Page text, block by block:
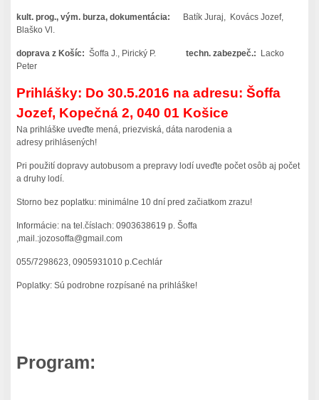
kult. prog., vým. burza, dokumentácia: Batík Juraj, Kovács Jozef,
Blaško Vl.
doprava z Košíc: Šoffa J., Pirický P. techn. zabezpeč.: Lacko
Peter
Prihlášky: Do 30.5.2016 na adresu: Šoffa
Jozef, Kopečná 2, 040 01 Košice
Na prihláške uveďte mená, priezviská, dáta narodenia a
adresy prihlásených!
Pri použití dopravy autobusom a prepravy lodí uveďte počet osôb aj počet
a druhy lodí.
Storno bez poplatku: minimálne 10 dní pred začiatkom zrazu!
Informácie: na tel.číslach: 0903638619 p. Šoffa
,mail.:jozosoffa@gmail.com
055/7298623, 0905931010 p.Cechlár
Poplatky: Sú podrobne rozpísané na prihláške!
Program: